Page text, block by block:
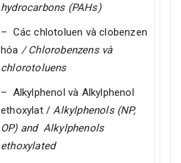
hydrocarbons (PAHs)
– Các chlotoluen và clobenzen
hóa /Chlorobenzens và
chlorotoluens
– Alkylphenol và Alkylphenol
ethoxylat / Alkylphenols (NP,
OP) and Alkylphenols
ethoxylated